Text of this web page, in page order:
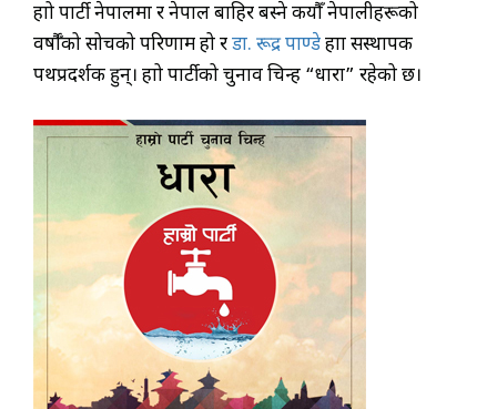
हाम्रो पार्टी नेपालमा र नेपाल बाहिर बस्ने कयौँ नेपालीहरूको
वर्षौँको सोचको परिणाम हो रडा. रूद्र पाण्डेहाम्रा सस्थापक
पथप्रदर्शक हुन्। हाम्रो पार्टीको चुनाव चिन्ह “धारा” रहेको छ।